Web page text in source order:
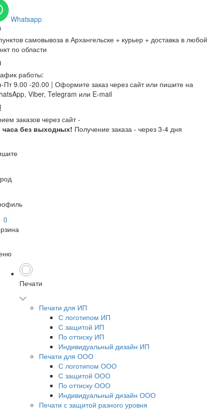
Whatsapp
самовывоза в Архангельске + курьер + доставка в любой
по области
работы:
Пт 9.00 -20.00 | Оформите заказ через сайт или пишите на
Viber, Telegram или E-mail
заказов через сайт -
часа без выходных! Получение заказа - через 3-4 дня
0
Печати
Печати для ИП
С логотипом ИП
С защитой ИП
По оттиску ИП
Индивидуальный дизайн ИП
Печати для ООО
С логотипом ООО
С защитой ООО
По оттиску ООО
Индивидуальный дизайн ООО
Печати с защитой разного уровня